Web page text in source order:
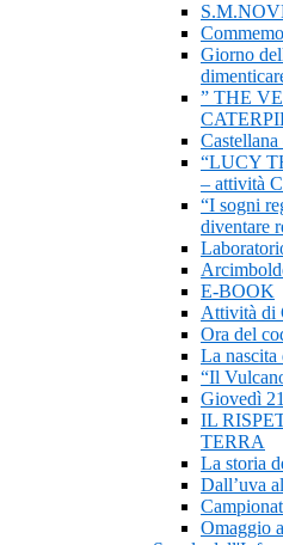
Giorno
” THE
“LUCY
– attività
“I sogni
diventare
E-BOOK
Attività di
Ora del
La nascita
“Il
Giovedì
IL
TERRA
La storia
Dall’uva
Omaggio